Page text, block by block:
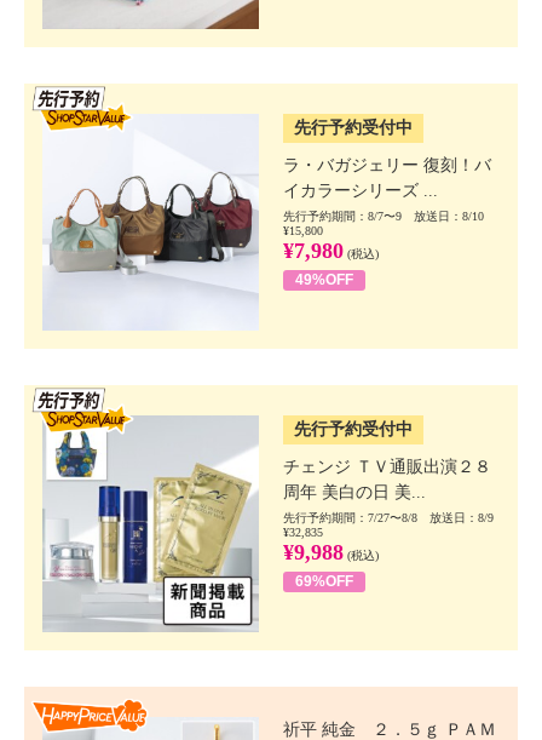
先行予約受付中
ラ・バガジェリー 復刻！バ
イカラーシリーズ ...
先行予約期間：8/7〜9 放送日：8/10
¥15,800
¥7,980 (税込)
49%OFF
先行予約受付中
チェンジ ＴＶ通販出演２８
周年 美白の日 美...
先行予約期間：7/27〜8/8 放送日：8/9
¥32,835
¥9,988 (税込)
69%OFF
祈平 純金 ２．５ｇ ＰＡＭ